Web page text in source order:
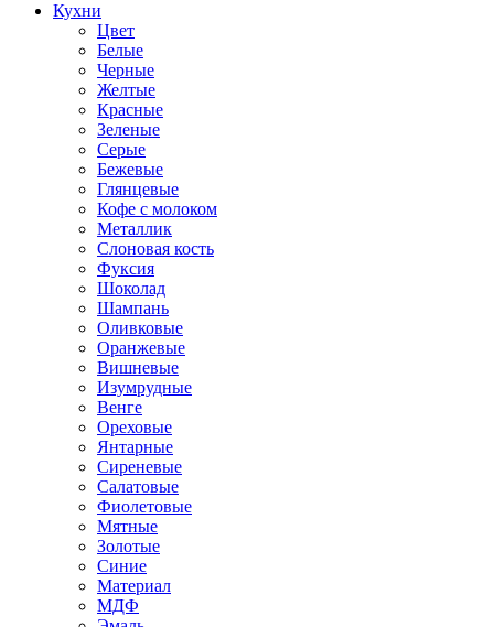
Кухни
Цвет
Белые
Черные
Желтые
Красные
Зеленые
Серые
Бежевые
Глянцевые
Кофе с молоком
Металлик
Слоновая кость
Фуксия
Шоколад
Шампань
Оливковые
Оранжевые
Вишневые
Изумрудные
Венге
Ореховые
Янтарные
Сиреневые
Салатовые
Фиолетовые
Мятные
Золотые
Синие
Материал
МДФ